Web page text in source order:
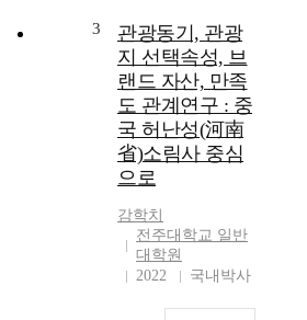
3
관광동기, 관광
지 선택속성, 브
랜드 자산, 만족
도 관계연구 : 중
국 허난성(河南
省)소림사 중심
으로
감학치
전주대학교 일반
대학원
2022
국내박사